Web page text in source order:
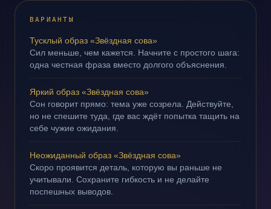
ВАРИАНТЫ
Тусклый образ «Звёздная сова»
Сил меньше, чем кажется. Начните с простого шага:
одна честная фраза вместо долгого объяснения.
Яркий образ «Звёздная сова»
Сон говорит прямо: тема уже созрела. Действуйте,
но не спешите туда, где вас ждёт попытка тащить на
себе чужие ожидания.
Неожиданный образ «Звёздная сова»
Скоро проявится деталь, которую вы раньше не
учитывали. Сохраните гибкость и не делайте
поспешных выводов.